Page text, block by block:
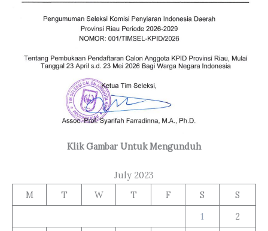
Klik Gambar Untuk Mengunduh
July 2023
M
T W T F S
S
1
2